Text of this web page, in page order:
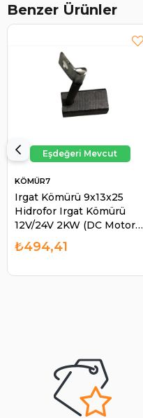
Benzer Ürünler
Irgat Kömürü 9x13x25
Hidrofor Irgat Kömürü
12V/24V 2KW (DC Motor) |
KÖMÜR7
₺494,41